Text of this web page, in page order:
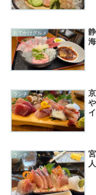
おでかけグルメ
ランチ
ランチ